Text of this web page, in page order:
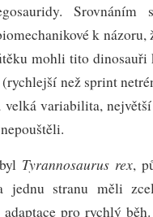
Srovnáním
k
mohli tito dinosauři
(rychlejší než sprint
variabilita,
Tyrannosaurus rex,
jednu stranu měli
pro rychlý